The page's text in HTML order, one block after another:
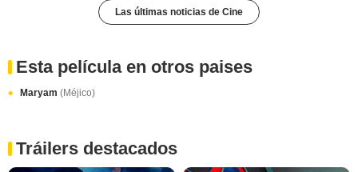
Las últimas noticias de Cine
Esta película en otros paises
Maryam (Méjico)
Tráilers destacados